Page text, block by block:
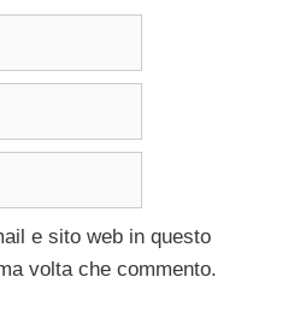
e sito web in questo
volta che commento.